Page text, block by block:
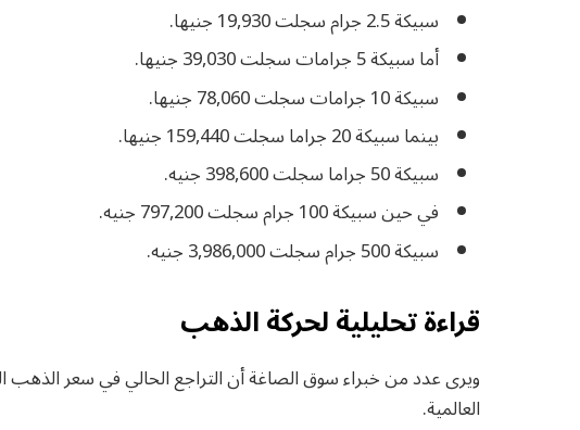
سبيكة 2.5 جرام سجلت 19,930 جنيها.
أما سبيكة 5 جرامات سجلت 39,030 جنيها.
سبيكة 10 جرامات سجلت 78,060 جنيها.
بينما سبيكة 20 جراما سجلت 159,440 جنيها.
سبيكة 50 جراما سجلت 398,600 جنيه.
في حين سبيكة 100 جرام سجلت 797,200 جنيه.
سبيكة 500 جرام سجلت 3,986,000 جنيه.
قراءة تحليلية لحركة الذهب
ويرى عدد من خبراء سوق الصاغة أن التراجع الحالي في سعر الذهب
العالمية.